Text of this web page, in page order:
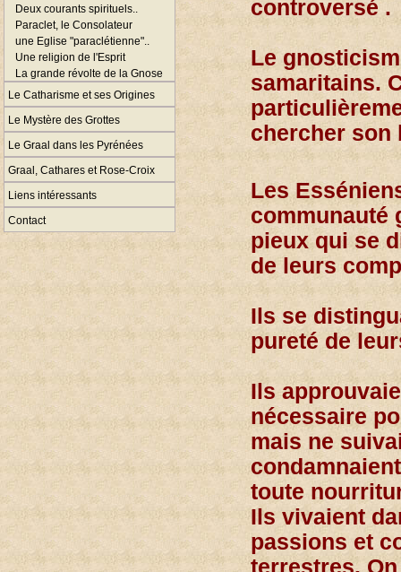
Deux courants spirituels..
Paraclet, le Consolateur
une Eglise "paraclétienne"..
Une religion de l'Esprit
La grande révolte de la Gnose
Le Catharisme et ses Origines
Le Mystère des Grottes
Le Graal dans les Pyrénées
Graal, Cathares et Rose-Croix
Liens intéressants
Contact
controversé .
Le
samaritains.
chercher son
Les
communauté
pieux qui se
de leurs
Ils se
pureté de
Ils
nécessaire
mais ne
toute
Ils vivaient
passions et
terrestres.